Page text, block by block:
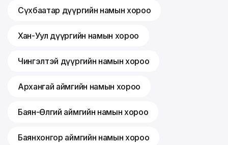
Сүхбаатар дүүргийн намын хороо
Хан-Уул дүүргийн намын хороо
Чингэлтэй дүүргийн намын хороо
Архангай аймгийн намын хороо
Баян-Өлгий аймгийн намын хороо
Баянхонгор аймгийн намын хороо